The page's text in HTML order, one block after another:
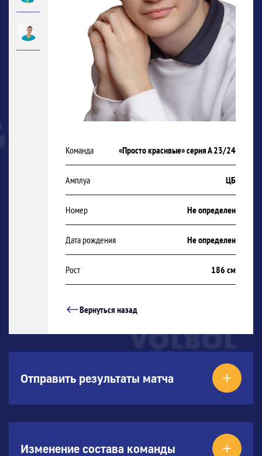
Команда «Просто красивые» серия А 23/24
Амплуа ЦБ
Номер Не определен
Дата рождения Не определен
Рост 186 см
Вернуться назад
Отправить результаты матча
Изменение состава команды